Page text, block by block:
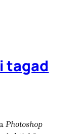
tagad
Photoshop